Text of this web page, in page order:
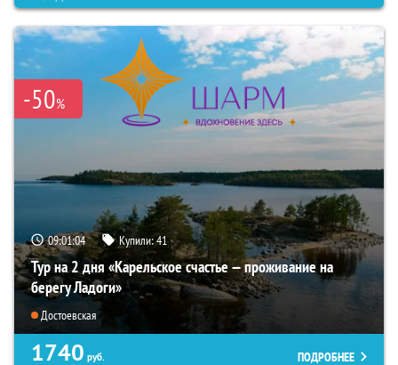
-50%
09:01:02 Купили:41
Тур на 2 дня «Карельское счастье — проживание на
берегу Ладоги»
Достоевская
1740 руб.
ПОДРОБНЕЕ